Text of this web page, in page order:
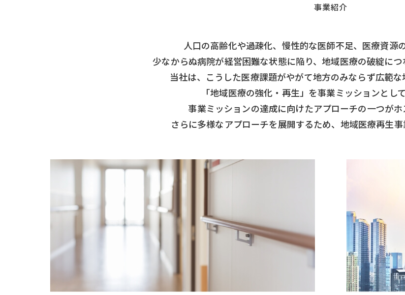
事業紹介
人口の高齢化や過疎化、慢性的な医師不足、医療資源
少なからぬ病院が経営困難な状態に陥り、地域医療の破綻につ
当社は、こうした医療課題がやがて地方のみならず広範な
「地域医療の強化・再生」を事業ミッションとし
事業ミッションの達成に向けたアプローチの一つがホ
さらに多様なアプローチを展開するため、地域医療再生事